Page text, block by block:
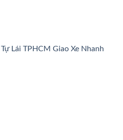
Lái TPHCM Giao Xe Nhanh